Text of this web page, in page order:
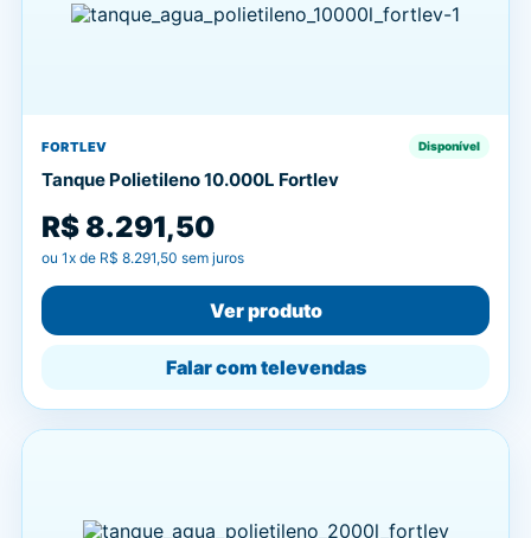
FORTLEV Disponível
Tanque Polietileno 10.000L Fortlev
R$ 8.291,50
ou 1x de R$ 8.291,50 sem juros
Ver produto
Falar com televendas